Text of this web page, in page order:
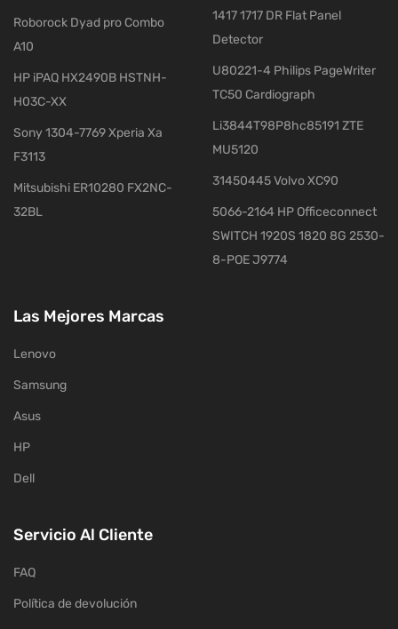
Roborock Dyad pro Combo
A10
HP iPAQ HX2490B HSTNH-
H03C-XX
Sony 1304-7769 Xperia Xa
F3113
Mitsubishi ER10280 FX2NC-
32BL
1417 1717 DR Flat Panel
Detector
U80221-4 Philips PageWriter
TC50 Cardiograph
Li3844T98P8hc85191 ZTE
MU5120
31450445 Volvo XC90
5066-2164 HP Officeconnect
SWITCH 1920S 1820 8G 2530-
8-POE J9774
Las Mejores Marcas
Lenovo
Samsung
Asus
HP
Dell
Servicio Al Cliente
FAQ
Política de devolución